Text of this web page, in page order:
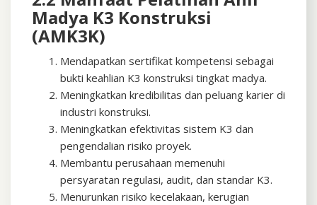
Madya K3 Konstruksi
(AMK3K)
Mendapatkan sertifikat kompetensi sebagai
bukti keahlian K3 konstruksi tingkat madya.
Meningkatkan kredibilitas dan peluang karier di
industri konstruksi.
Meningkatkan efektivitas sistem K3 dan
pengendalian risiko proyek.
Membantu perusahaan memenuhi
persyaratan regulasi, audit, dan standar K3.
Menurunkan risiko kecelakaan, kerugian